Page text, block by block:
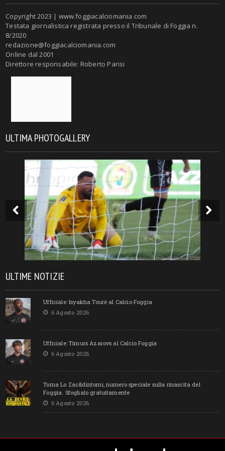
Copyright 2023 | www.foggiacalciomania.com
Testata giornalistica registrata presso il Tribunale di Foggia n.
8/2020
redazione@foggiacalciomania.com
Online dal 2001
Direttore responsabile: Roberto Parisi
ULTIMA PHOTOGALLERY
ULTIME NOTIZIE
Ufficiale: Isyakha Tourè al Calcio Foggia
6 Agosto 2026
Ufficiale: Timurs Azarovs al Calcio Foggia
6 Agosto 2026
Torna Lo Zac&dintorni, numero speciale sulla rinascita del
Foggia. Sfoglialo gratuitamente
6 Agosto 2026